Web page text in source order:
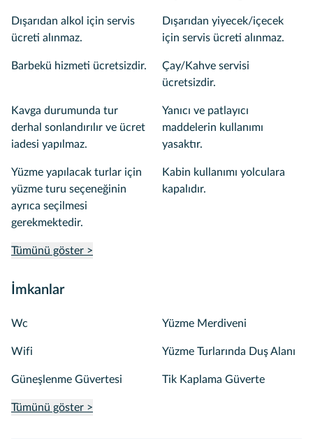
Dışarıdan alkol için servis
ücreti alınmaz.
Dışarıdan yiyecek/içecek
için servis ücreti alınmaz.
Barbekü hizmeti ücretsizdir.
Çay/Kahve servisi
ücretsizdir.
Kavga durumunda tur
derhal sonlandırılır ve ücret
iadesi yapılmaz.
Yanıcı ve patlayıcı
maddelerin kullanımı
yasaktır.
Yüzme yapılacak turlar için
yüzme turu seçeneğinin
ayrıca seçilmesi
gerekmektedir.
Kabin kullanımı yolculara
kapalıdır.
Tümünü göster >
İmkanlar
Wc Yüzme Merdiveni
Wifi Yüzme Turlarında Duş Alanı
Güneşlenme Güvertesi Tik Kaplama Güverte
Tümünü göster >